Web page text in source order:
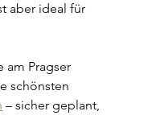
aber ideal für
am Pragser
schönsten
– sicher geplant,